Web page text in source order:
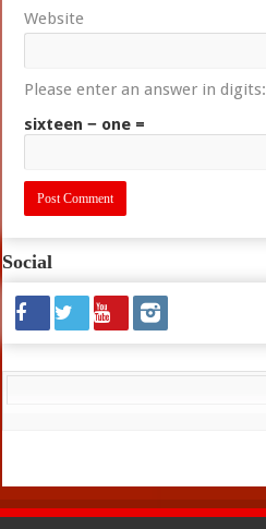
Website
Please enter an answer in digits:
sixteen − one =
Social